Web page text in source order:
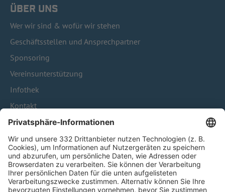
ÜBER UNS
Wer wir sind & wofür wir stehen
Geschäftsstellen und Ansprechpartner
Sponsoring
Vereinsunterstützung
Infothek
Kontakt
HÄUFIG BESUCHTE SEITEN
Pässe und Vereinswechsel
Trainerausbildung
Schulungsangebot Vereinsmitarbeiter